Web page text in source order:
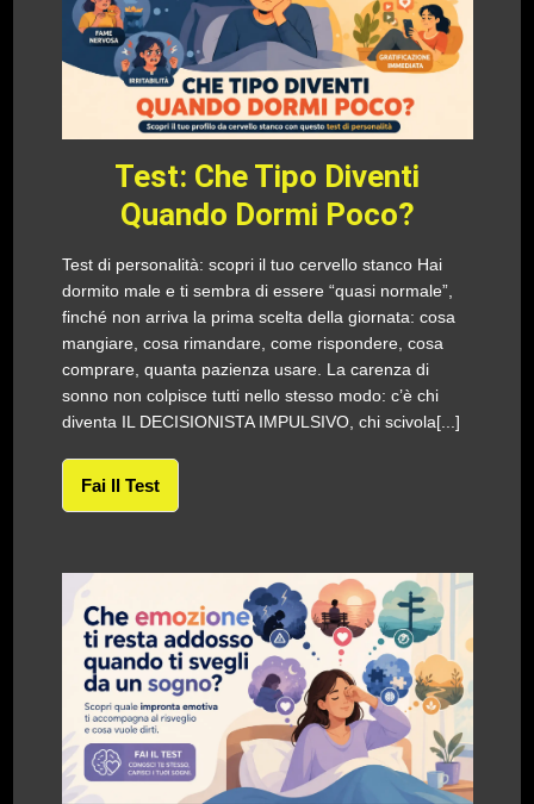
Test: Che Tipo Diventi
Quando Dormi Poco?
Test di personalità: scopri il tuo cervello stanco Hai
dormito male e ti sembra di essere “quasi normale”,
finché non arriva la prima scelta della giornata: cosa
mangiare, cosa rimandare, come rispondere, cosa
comprare, quanta pazienza usare. La carenza di
sonno non colpisce tutti nello stesso modo: c’è chi
diventa IL DECISIONISTA IMPULSIVO, chi scivola[...]
Fai Il Test